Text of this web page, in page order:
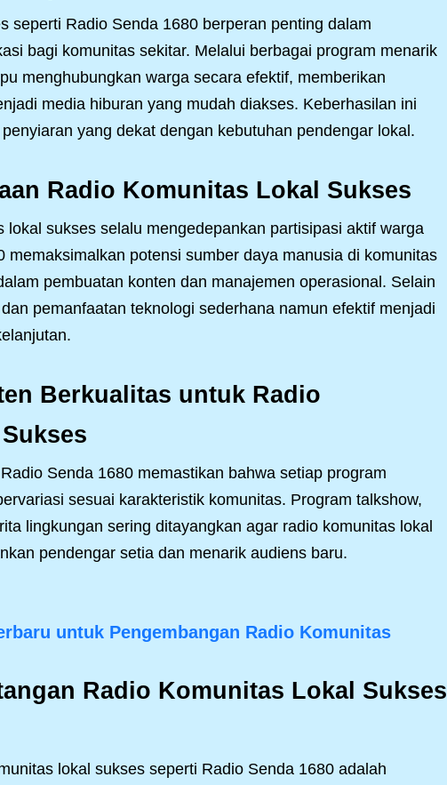
seperti Radio Senda 1680 berperan penting dalam
bagi komunitas sekitar. Melalui berbagai program menarik
menghubungkan warga secara efektif, memberikan
media hiburan yang mudah diakses. Keberhasilan ini
yang dekat dengan kebutuhan pendengar lokal.
Radio Komunitas Lokal Sukses
lokal sukses selalu mengedepankan partisipasi aktif warga
memaksimalkan potensi sumber daya manusia di komunitas
pembuatan konten dan manajemen operasional. Selain
pemanfaatan teknologi sederhana namun efektif menjadi
Berkualitas untuk Radio
Senda 1680 memastikan bahwa setiap program
sesuai karakteristik komunitas. Program talkshow,
lingkungan sering ditayangkan agar radio komunitas lokal
pendengar setia dan menarik audiens baru.
untuk Pengembangan Radio Komunitas
Radio Komunitas Lokal Sukses
lokal sukses seperti Radio Senda 1680 adalah